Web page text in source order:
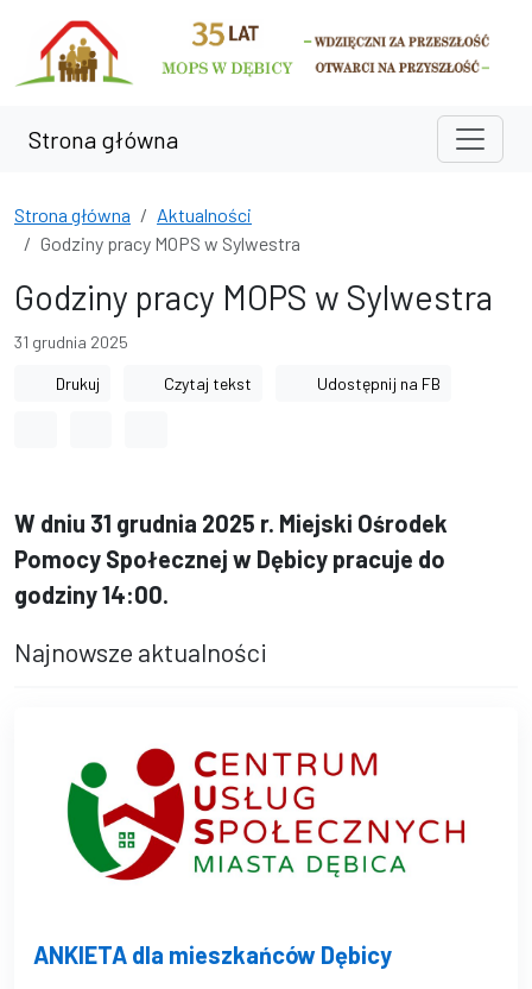
Przejdź do treści
Przejdź do wyszukiwarki
Strona główna
Strona główna
Aktualności
Godziny pracy MOPS w Sylwestra
Godziny pracy MOPS w Sylwestra
31 grudnia 2025
Drukuj Czytaj tekst Udostępnij na FB
W dniu 31 grudnia 2025 r. Miejski Ośrodek
Pomocy Społecznej w Dębicy pracuje do
godziny 14:00.
Najnowsze aktualności
ANKIETA dla mieszkańców Dębicy